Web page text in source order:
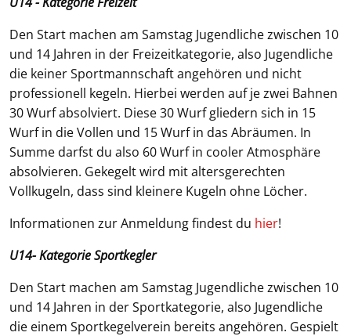
Den Start machen am Samstag Jugendliche zwischen 10
und 14 Jahren in der Freizeitkategorie, also Jugendliche
die keiner Sportmannschaft angehören und nicht
professionell kegeln. Hierbei werden auf je zwei Bahnen
30 Wurf absolviert. Diese 30 Wurf gliedern sich in 15
Wurf in die Vollen und 15 Wurf in das Abräumen. In
Summe darfst du also 60 Wurf in cooler Atmosphäre
absolvieren. Gekegelt wird mit altersgerechten
Vollkugeln, dass sind kleinere Kugeln ohne Löcher.
Informationen zur Anmeldung findest du hier!
U14- Kategorie Sportkegler
Den Start machen am Samstag Jugendliche zwischen 10
und 14 Jahren in der Sportkategorie, also Jugendliche
die einem Sportkegelverein bereits angehören. Gespielt